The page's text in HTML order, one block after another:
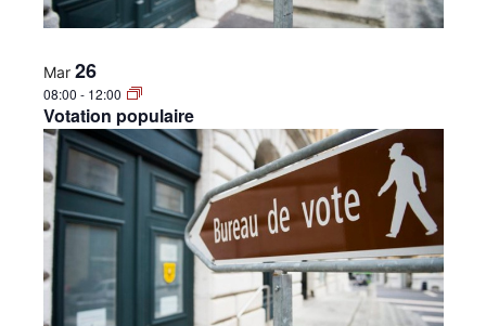
Mar 26
08:00 - 12:00
Votation populaire